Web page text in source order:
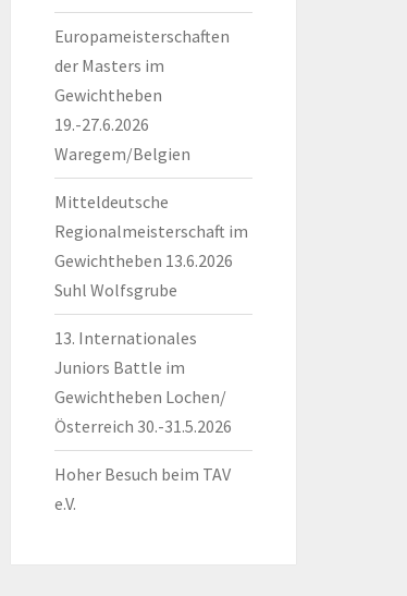
Europameisterschaften
der Masters im
Gewichtheben
19.-27.6.2026
Waregem/Belgien
Mitteldeutsche
Regionalmeisterschaft im
Gewichtheben 13.6.2026
Suhl Wolfsgrube
13. Internationales
Juniors Battle im
Gewichtheben Lochen/
Österreich 30.-31.5.2026
Hoher Besuch beim TAV
e.V.